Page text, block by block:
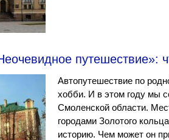
путешествие»:
Автопутешествие по
хобби. И в этом году мы
Смоленской области.
городами Золотого
историю. Чем может он